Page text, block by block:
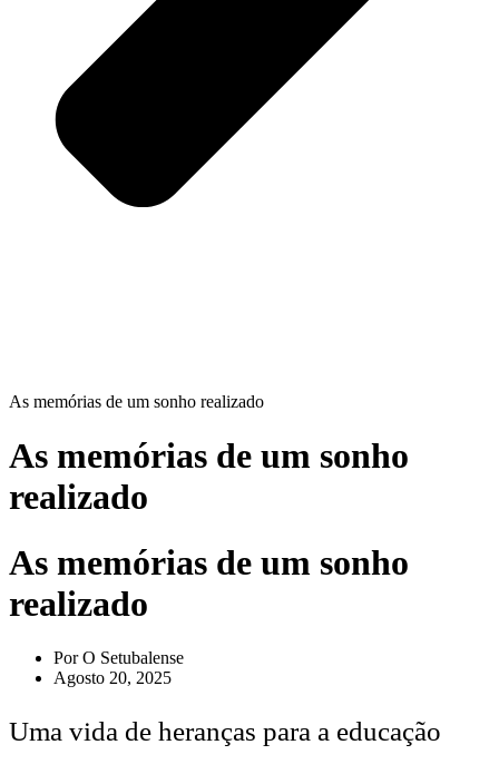
As memórias de um sonho realizado
As memórias de um sonho
realizado
As memórias de um sonho
realizado
PorO Setubalense
Agosto 20, 2025
Uma vida de heranças para a educação